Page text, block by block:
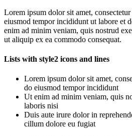
Lorem ipsum dolor sit amet,
eiusmod tempor incididunt ut labore et
enim ad minim veniam, quis nostrud
ut aliquip ex ea commodo consequat.
Lists with style2 icons and lines
Lorem ipsum dolor sit amet,
do eiusmod tempor incididunt
Ut enim ad minim veniam, quis
laboris nisi
Duis aute irure dolor in
cillum dolore eu fugiat